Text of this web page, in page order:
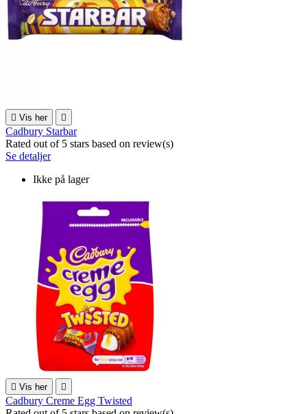
 Vis her 
Cadbury Starbar
Rated out of 5 stars based on review(s)
Se detaljer
Ikke på lager
 Vis her 
Cadbury Creme Egg Twisted